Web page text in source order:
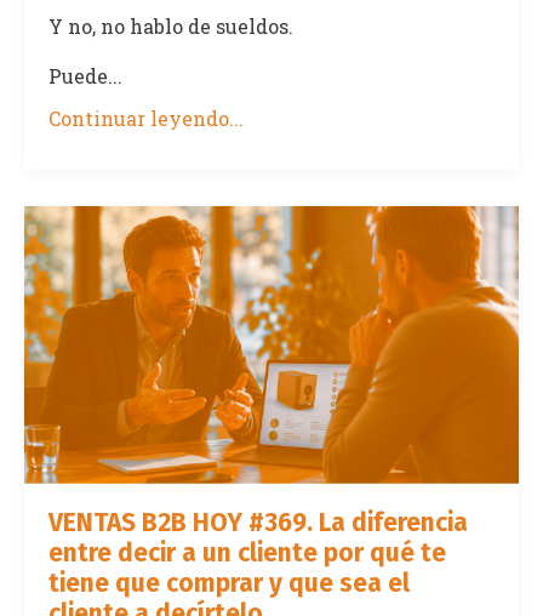
Y no, no hablo de sueldos.
Puede...
Continuar leyendo...
VENTAS B2B HOY #369. La diferencia
entre decir a un cliente por qué te
tiene que comprar y que sea el